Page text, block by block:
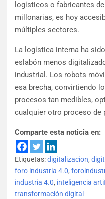
logísticos o fabricantes
millonarias, es hoy
múltiples sectores.
La logística interna ha
eslabón menos
industrial. Los robots
esa brecha, convirtiendo
procesos tan medibles,
cualquier otro proceso de
Comparte esta noticia en:
Etiquetas:digitalizacion,
foro industria 4.0,
industria 4.0, inteligencia
transformación digital